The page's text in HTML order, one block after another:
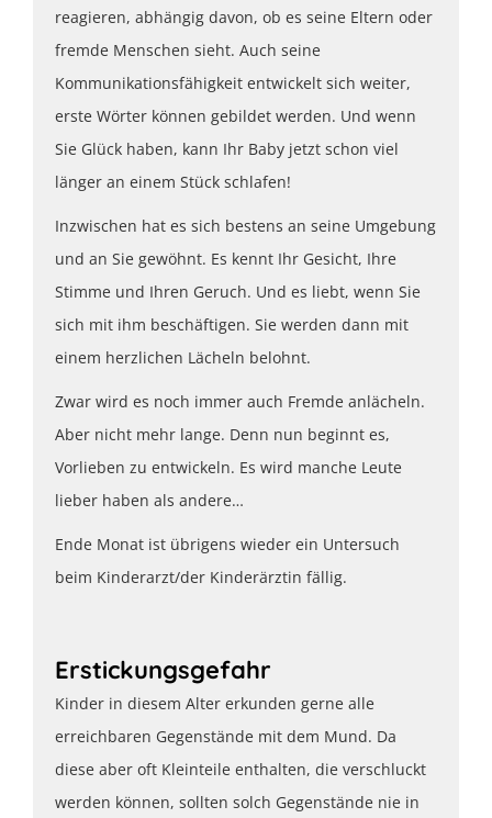
reagieren, abhängig davon, ob es seine Eltern oder
fremde Menschen sieht. Auch seine
Kommunikationsfähigkeit entwickelt sich weiter,
erste Wörter können gebildet werden. Und wenn
Sie Glück haben, kann Ihr Baby jetzt schon viel
länger an einem Stück schlafen!
Inzwischen hat es sich bestens an seine Umgebung
und an Sie gewöhnt. Es kennt Ihr Gesicht, Ihre
Stimme und Ihren Geruch. Und es liebt, wenn Sie
sich mit ihm beschäftigen. Sie werden dann mit
einem herzlichen Lächeln belohnt.
Zwar wird es noch immer auch Fremde anlächeln.
Aber nicht mehr lange. Denn nun beginnt es,
Vorlieben zu entwickeln. Es wird manche Leute
lieber haben als andere…
Ende Monat ist übrigens wieder ein Untersuch
beim Kinderarzt/der Kinderärztin fällig.
Erstickungsgefahr
Kinder in diesem Alter erkunden gerne alle
erreichbaren Gegenstände mit dem Mund. Da
diese aber oft Kleinteile enthalten, die verschluckt
werden können, sollten solch Gegenstände nie in